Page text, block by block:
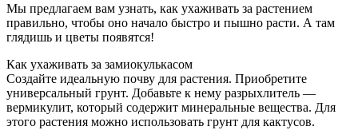
Мы предлагаем вам узнать, как ухаживать за растением
правильно, чтобы оно начало быстро и пышно расти. А там
глядишь и цветы появятся!
Как ухаживать за замиокулькасом
Создайте идеальную почву для растения. Приобретите
универсальный грунт. Добавьте к нему разрыхлитель —
вермикулит, который содержит минеральные вещества. Для
этого растения можно использовать грунт для кактусов.